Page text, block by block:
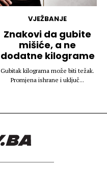
VJEŽBANJE
Znakovi da gubite
mišiće, a ne
dodatne kilograme
Gubitak kilograma može biti težak.
Promjena ishrane i uključ...